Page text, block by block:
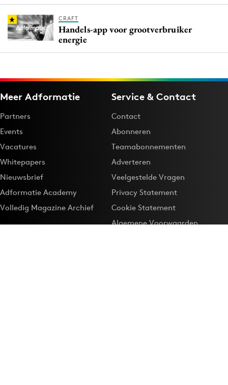
CRAFT
Handels-app voor grootverbruiker
energie
Meer Adformatie
Partners
Events
Vacatures
Whitepapers
Nieuwsbrief
Adformatie Academy
Volledig Magazine Archief
Service & Contact
Contact
Abonneren
Teamabonnementen
Adverteren
Veelgestelde Vragen
Privacy Statement
Cookie Statement
Algemene Voorwaarden